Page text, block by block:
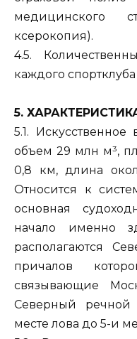
медицинского
ксерокопия).
4.5.
каждого
5.
5.1.
объем 29 млн м³,
0,8 км, длина
Относится к
основная
начало именно
располагаются
причалов
связывающие
Северный речной
месте лова до 5-и